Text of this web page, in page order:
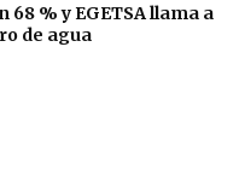
% y EGETSA llama a
de agua